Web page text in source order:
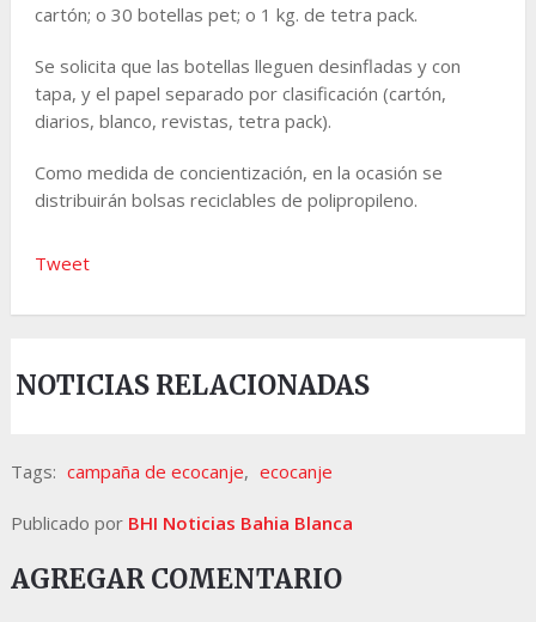
cartón; o 30 botellas pet; o 1 kg. de tetra pack.
Se solicita que las botellas lleguen desinfladas y con
tapa, y el papel separado por clasificación (cartón,
diarios, blanco, revistas, tetra pack).
Como medida de concientización, en la ocasión se
distribuirán bolsas reciclables de polipropileno.
Tweet
NOTICIAS RELACIONADAS
Tags: campaña de ecocanje, ecocanje
Publicado por BHI Noticias Bahia Blanca
AGREGAR COMENTARIO